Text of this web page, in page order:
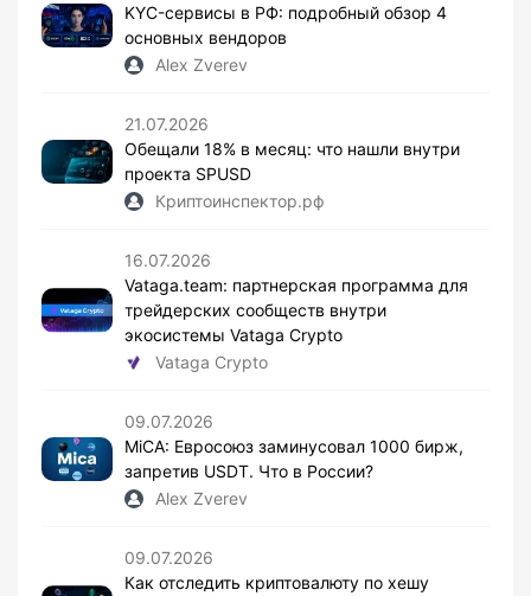
KYC-сервисы в РФ: подробный обзор 4
основных вендоров
Alex Zverev
21.07.2026
Обещали 18% в месяц: что нашли внутри
проекта SPUSD
Криптоинспектор.рф
16.07.2026
Vataga.team: партнерская программа для
трейдерских сообществ внутри
экосистемы Vataga Crypto
Vataga Crypto
09.07.2026
MiCA: Евросоюз заминусовал 1000 бирж,
запретив USDT. Что в России?
Alex Zverev
09.07.2026
Как отследить криптовалюту по хешу